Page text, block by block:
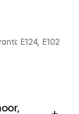
E124, E102